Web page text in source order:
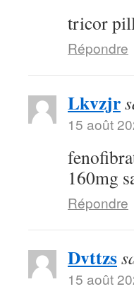
tricor
Répondre
Lkvzjr
15 août
160mg
Répondre
Dvttzs
15 août